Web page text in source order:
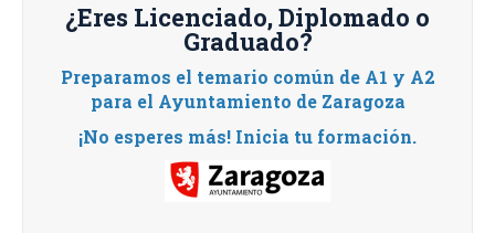
¿Eres Licenciado, Diplomado o
Graduado?
Preparamos el temario común de A1 y A2
para el Ayuntamiento de Zaragoza
¡No esperes más! Inicia tu formación.